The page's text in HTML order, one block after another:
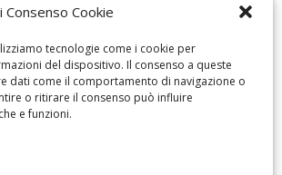
Consenso Cookie
tecnologie come i cookie per
del dispositivo. Il consenso a queste
dati come il comportamento di navigazione o
o ritirare il consenso può influire
e funzioni.